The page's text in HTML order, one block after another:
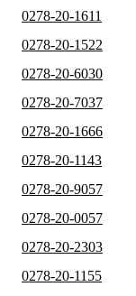
0278-20-1611
0278-20-1522
0278-20-6030
0278-20-7037
0278-20-1666
0278-20-1143
0278-20-9057
0278-20-0057
0278-20-2303
0278-20-1155